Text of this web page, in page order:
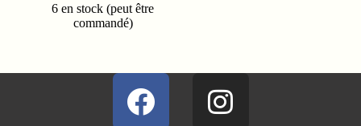
6 en stock (peut être
commandé)